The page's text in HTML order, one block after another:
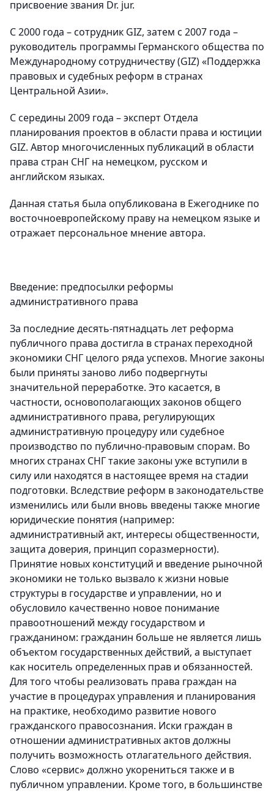
присвоение звания Dr. jur.
С 2000 года – сотрудник GIZ, затем с 2007 года –
руководитель программы Германского общества по
Международному сотрудничеству (GIZ) «Поддержка
правовых и судебных реформ в странах
Центральной Азии».
С середины 2009 года – эксперт Отдела
планирования проектов в области права и юстиции
GIZ. Автор многочисленных публикаций в области
права стран СНГ на немецком, русском и
английском языках.
Данная статья была опубликована в Ежегоднике по
восточноевропейскому праву на немецком языке и
отражает персональное мнение автора.
Введение: предпосылки реформы
административного права
За последние десять-пятнадцать лет реформа
публичного права достигла в странах переходной
экономики СНГ целого ряда успехов. Многие законы
были приняты заново либо подвергнуты
значительной переработке. Это касается, в
частности, основополагающих законов общего
административного права, регулирующих
административную процедуру или судебное
производство по публично-правовым спорам. Во
многих странах СНГ такие законы уже вступили в
силу или находятся в настоящее время на стадии
подготовки. Вследствие реформ в законодательстве
изменились или были вновь введены также многие
юридические понятия (например:
административный акт, интересы общественности,
защита доверия, принцип соразмерности).
Принятие новых конституций и введение рыночной
экономики не только вызвало к жизни новые
структуры в государстве и управлении, но и
обусловило качественно новое понимание
правоотношений между государством и
гражданином: гражданин больше не является лишь
объектом государственных действий, а выступает
как носитель определенных прав и обязанностей.
Для того чтобы реализовать права граждан на
участие в процедурах управления и планирования
на практике, необходимо развитие нового
гражданского правосознания. Иски граждан в
отношении административных актов должны
получить возможность отлагательного действия.
Слово «сервис» должно укорениться также и в
публичном управлении. Кроме того, в большинстве